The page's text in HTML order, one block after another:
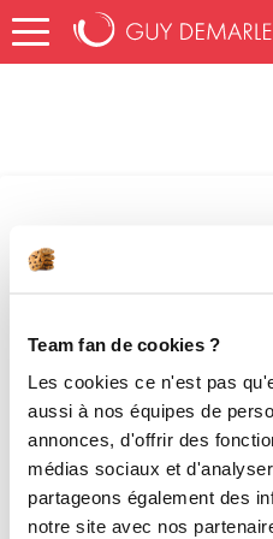
Team fan de cookies ?
Les cookies ce n'est pas
aussi à nos équipes de
annonces, d'offrir des
médias sociaux et
partageons également des
notre site avec nos
Je me
Adresse e-mail
Mot de passe